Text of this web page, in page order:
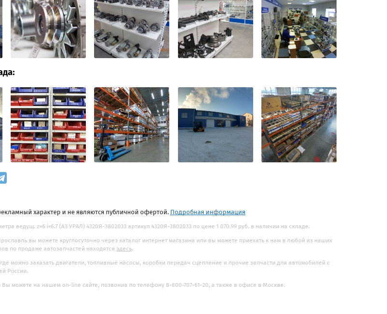
характер и не являются публичной офертой. Подробная информация
ведущ. z=6 i=6.7 (АЗ УРАЛ) 4320Я-3802033 артикул 4320Я-3802033 по цене 1 070.99 руб. в наличии на складе.
вы можете круглосуточно через каталог интернет магазина или вы можете приехать к нам в любой из наших
по продаже автозапчастей находятся здесь.
можно заказать двигатели, топливные насосы, коробки передач сцепление и прочие запчасти для автомобилей с
России.
можете на нашем on-line сайте, позвонив по телефону 8-800-707-61-20, а также в офисе в Москве.